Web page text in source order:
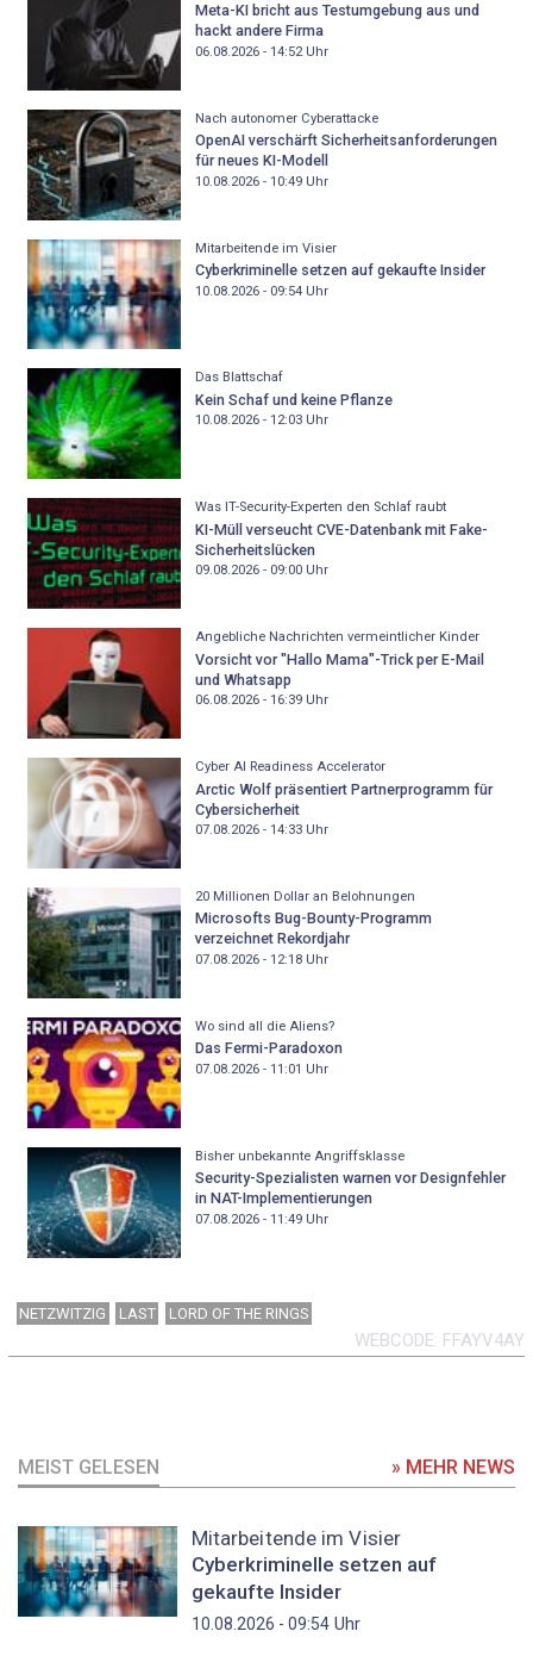
Meta-KI bricht aus Testumgebung aus und
hackt andere Firma
06.08.2026 - 14:52Uhr
Nach autonomer Cyberattacke
OpenAI verschärft Sicherheitsanforderungen
für neues KI-Modell
10.08.2026 - 10:49Uhr
Mitarbeitende im Visier
Cyberkriminelle setzen auf gekaufte Insider
10.08.2026 - 09:54Uhr
Das Blattschaf
Kein Schaf und keine Pflanze
10.08.2026 - 12:03Uhr
Was IT-Security-Experten den Schlaf raubt
KI-Müll verseucht CVE-Datenbank mit Fake-
Sicherheitslücken
09.08.2026 - 09:00Uhr
Angebliche Nachrichten vermeintlicher Kinder
Vorsicht vor "Hallo Mama"-Trick per E-Mail
und Whatsapp
06.08.2026 - 16:39Uhr
Cyber AI Readiness Accelerator
Arctic Wolf präsentiert Partnerprogramm für
Cybersicherheit
07.08.2026 - 14:33Uhr
20 Millionen Dollar an Belohnungen
Microsofts Bug-Bounty-Programm
verzeichnet Rekordjahr
07.08.2026 - 12:18Uhr
Wo sind all die Aliens?
Das Fermi-Paradoxon
07.08.2026 - 11:01 Uhr
Bisher unbekannte Angriffsklasse
Security-Spezialisten warnen vor Designfehler
in NAT-Implementierungen
07.08.2026 - 11:49Uhr
NETZWITZIG LAST LORD OF THE RINGS
WEBCODE FFAYV4AY
MEIST GELESEN » MEHR NEWS
Mitarbeitende im Visier
Cyberkriminelle setzen auf
gekaufte Insider
10.08.2026 - 09:54Uhr